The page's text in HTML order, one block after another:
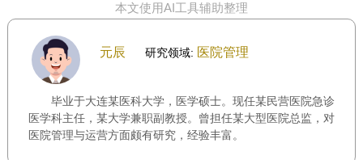
本文使用AI工具辅助整理
元辰 研究领域: 医院管理
毕业于大连某医科大学，医学硕士。现任某民营医院急诊
医学科主任，某大学兼职副教授。曾担任某大型医院总监，对
医院管理与运营方面颇有研究，经验丰富。